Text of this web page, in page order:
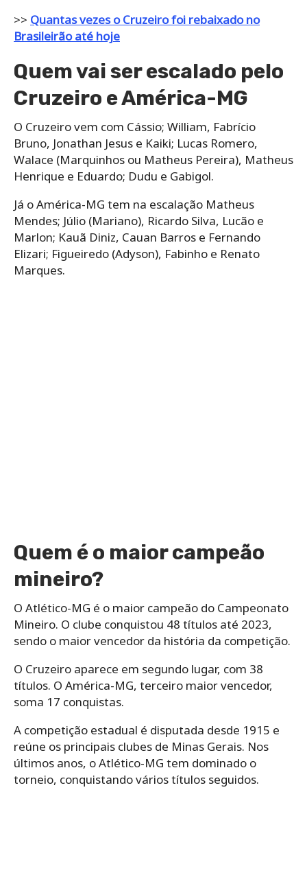
>> Quantas vezes o Cruzeiro foi rebaixado no
Brasileirão até hoje
Quem vai ser escalado pelo
Cruzeiro e América-MG
O Cruzeiro vem com Cássio; William, Fabrício
Bruno, Jonathan Jesus e Kaiki; Lucas Romero,
Walace (Marquinhos ou Matheus Pereira), Matheus
Henrique e Eduardo; Dudu e Gabigol.
Já o América-MG tem na escalação Matheus
Mendes; Júlio (Mariano), Ricardo Silva, Lucão e
Marlon; Kauã Diniz, Cauan Barros e Fernando
Elizari; Figueiredo (Adyson), Fabinho e Renato
Marques.
Quem é o maior campeão
mineiro?
O Atlético-MG é o maior campeão do Campeonato
Mineiro. O clube conquistou 48 títulos até 2023,
sendo o maior vencedor da história da competição.
O Cruzeiro aparece em segundo lugar, com 38
títulos. O América-MG, terceiro maior vencedor,
soma 17 conquistas.
A competição estadual é disputada desde 1915 e
reúne os principais clubes de Minas Gerais. Nos
últimos anos, o Atlético-MG tem dominado o
torneio, conquistando vários títulos seguidos.